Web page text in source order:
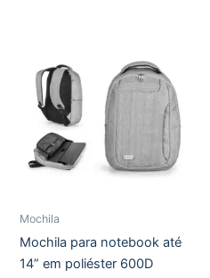
Mochila
Mochila para notebook até
14” em poliéster 600D